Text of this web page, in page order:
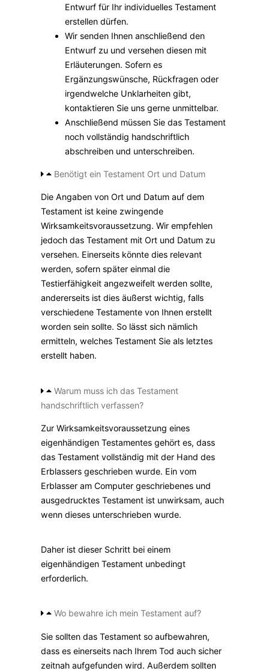
Entwurf für Ihr individuelles Testament
erstellen dürfen.
Wir senden Ihnen anschließend den
Entwurf zu und versehen diesen mit
Erläuterungen. Sofern es
Ergänzungswünsche, Rückfragen oder
irgendwelche Unklarheiten gibt,
kontaktieren Sie uns gerne unmittelbar.
Anschließend müssen Sie das Testament
noch vollständig handschriftlich
abschreiben und unterschreiben.
Benötigt ein Testament Ort und Datum
Die Angaben von Ort und Datum auf dem
Testament ist keine zwingende
Wirksamkeitsvoraussetzung. Wir empfehlen
jedoch das Testament mit Ort und Datum zu
versehen. Einerseits könnte dies relevant
werden, sofern später einmal die
Testierfähigkeit angezweifelt werden sollte,
andererseits ist dies äußerst wichtig, falls
verschiedene Testamente von Ihnen erstellt
worden sein sollte. So lässt sich nämlich
ermitteln, welches Testament Sie als letztes
erstellt haben.
Warum muss ich das Testament
handschriftlich verfassen?
Zur Wirksamkeitsvoraussetzung eines
eigenhändigen Testamentes gehört es, dass
das Testament vollständig mit der Hand des
Erblassers geschrieben wurde. Ein vom
Erblasser am Computer geschriebenes und
ausgedrucktes Testament ist unwirksam, auch
wenn dieses unterschrieben wurde.
Daher ist dieser Schritt bei einem
eigenhändigen Testament unbedingt
erforderlich.
Wo bewahre ich mein Testament auf?
Sie sollten das Testament so aufbewahren,
dass es einerseits nach Ihrem Tod auch sicher
zeitnah aufgefunden wird. Außerdem sollten